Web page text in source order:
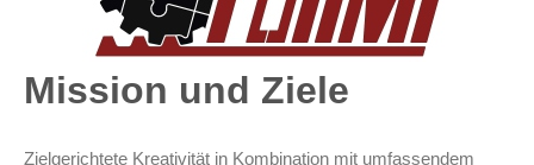
Mission und Ziele
Zielgerichtete Kreativität in Kombination mit umfassendem